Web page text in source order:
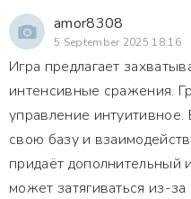
amor8308
5 September 2025 18:16
Игра предлагает
интенсивные сражения.
управление
свою базу и
придаёт дополнительный
может затягиваться из-